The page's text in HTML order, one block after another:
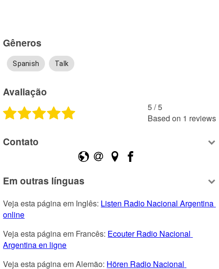
Gêneros
Spanish Talk
Avaliação
5 /5
Based on 1 reviews
Contato
Em outras línguas
Veja esta página em Inglês: Listen Radio Nacional Argentina
online
Veja esta página em Francês: Ecouter Radio Nacional
Argentina en ligne
Veja esta página em Alemão: Hören Radio Nacional